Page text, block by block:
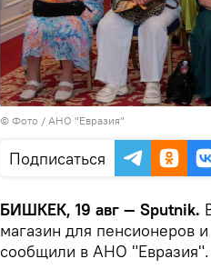
© Фото / АНО "Евразия"
Подписаться
БИШКЕК, 19 авг — Sputnik.
магазин для пенсионеров
сообщили в АНО "Евразия".